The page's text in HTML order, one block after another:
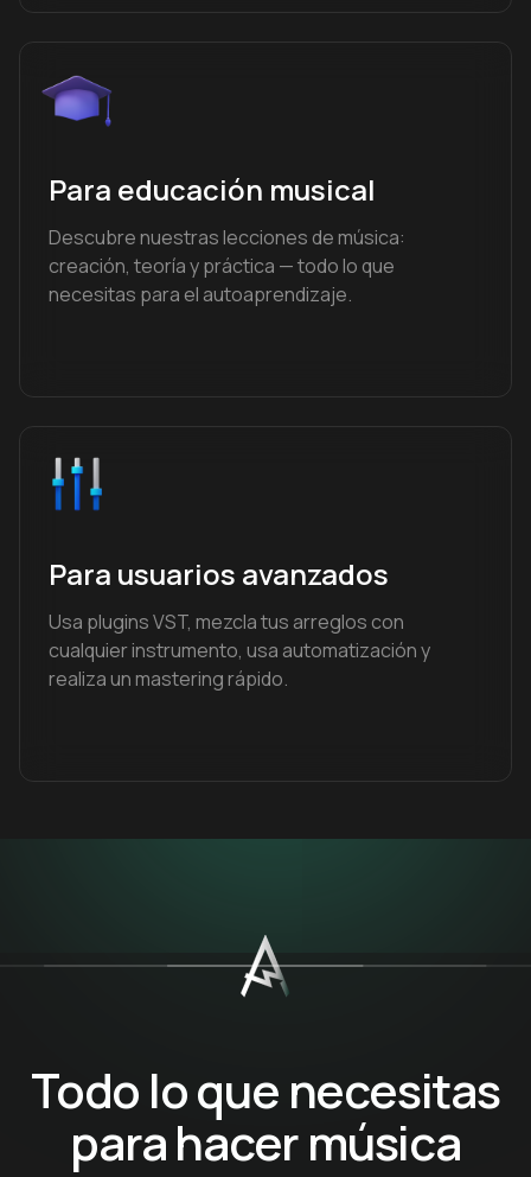
Para educación musical
Descubre nuestras lecciones de música:
creación, teoría y práctica — todo lo que
necesitas para el autoaprendizaje.
Para usuarios avanzados
Usa plugins VST, mezcla tus arreglos con
cualquier instrumento, usa automatización y
realiza un mastering rápido.
Todo lo que necesitas
para hacer música